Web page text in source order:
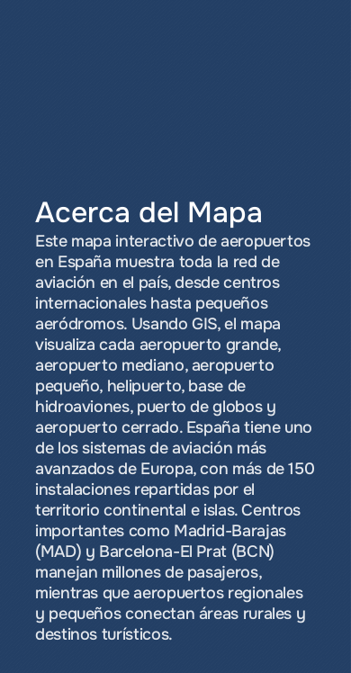
Acerca del Mapa
Este mapa interactivo de aeropuertos
en España muestra toda la red de
aviación en el país, desde centros
internacionales hasta pequeños
aeródromos. Usando GIS, el mapa
visualiza cada aeropuerto grande,
aeropuerto mediano, aeropuerto
pequeño, helipuerto, base de
hidroaviones, puerto de globos y
aeropuerto cerrado. España tiene uno
de los sistemas de aviación más
avanzados de Europa, con más de 150
instalaciones repartidas por el
territorio continental e islas. Centros
importantes como Madrid-Barajas
(MAD) y Barcelona-El Prat (BCN)
manejan millones de pasajeros,
mientras que aeropuertos regionales
y pequeños conectan áreas rurales y
destinos turísticos.